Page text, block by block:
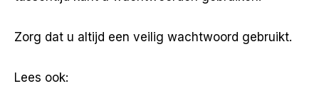
Zorg dat u altijd een veilig wachtwoord gebruikt.
Lees ook: